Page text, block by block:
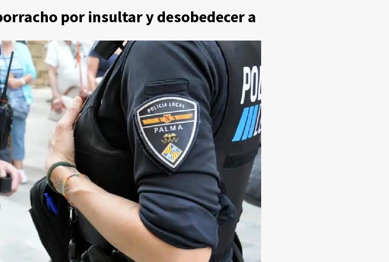
por insultar y desobedecer a